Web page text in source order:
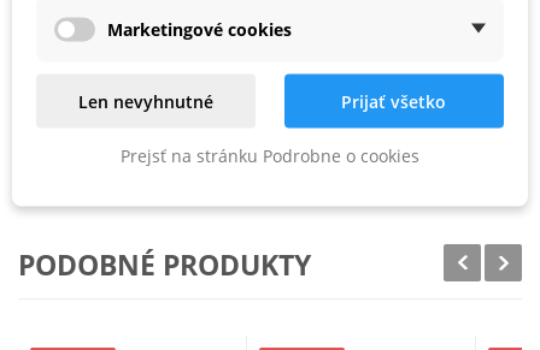
PARAMETRE PRODUKTU
PODOBNÉ PRODUKTY
Marketingové cookies
Len nevyhnutné Prijať všetko
Prejsť na stránku Podrobne o cookies